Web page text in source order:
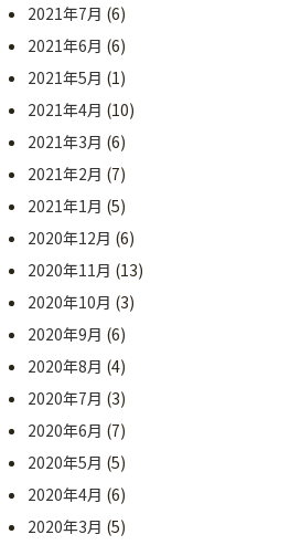
2021年7月 (6)
2021年6月 (6)
2021年5月 (1)
2021年4月 (10)
2021年3月 (6)
2021年2月 (7)
2021年1月 (5)
2020年12月 (6)
2020年11月 (13)
2020年10月 (3)
2020年9月 (6)
2020年8月 (4)
2020年7月 (3)
2020年6月 (7)
2020年5月 (5)
2020年4月 (6)
2020年3月 (5)